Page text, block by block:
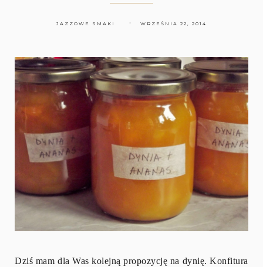
JAZZOWE SMAKI WRZEŚNIA 22, 2014
Dziś mam dla Was kolejną propozycję na dynię. Konfitura